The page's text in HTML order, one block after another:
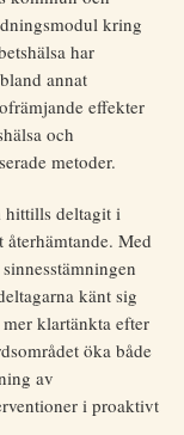
kring
har
annat
effekter
och
metoder.
hittills deltagit i
Med
känt sig
klartänkta efter
öka både
av
i proaktivt